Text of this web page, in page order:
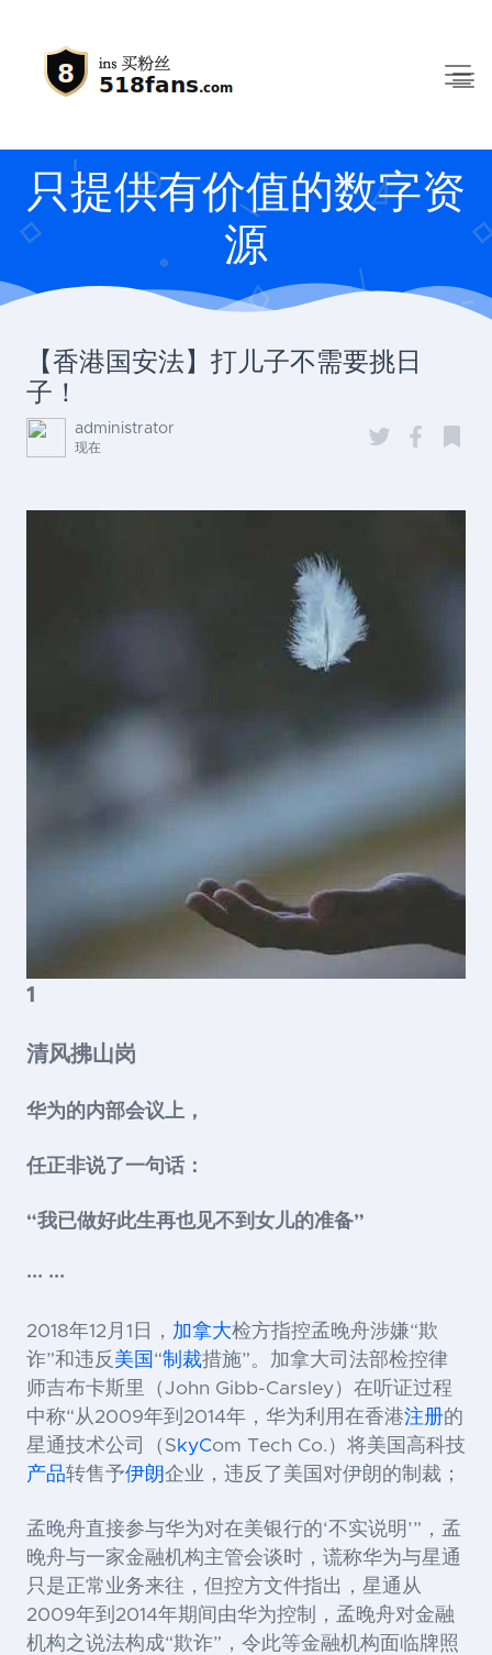
只提供有价值的数字资
源
【香港国安法】打儿子不需要挑日
子！
administrator
现在
1
清风拂山岗
华为的内部会议上，
任正非说了一句话：
“我已做好此生再也见不到女儿的准备”
··· ···
2018年12月1日， 加拿大检方指控孟晚舟涉嫌“欺
诈”和违反 美国 “制裁措施”。加拿大司法部检控律
师吉布卡斯里（John Gibb-Carsley）在听证过程
中称“从2009年到2014年，华为利用在香港注册的
星通技术公司（SkyCom Tech Co.）将美国高科技
产品转售予伊朗企业，违反了美国对伊朗的制裁；
孟晚舟直接参与华为对在美银行的‘不实说明’”，孟
晚舟与一家金融机构主管会谈时，谎称华为与星通
只是正常业务来往，但控方文件指出，星通从
2009年到2014年期间由华为控制，孟晚舟对金融
机构之说法构成“欺诈”，令此等金融机构面临牌照